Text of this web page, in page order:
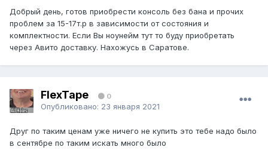
Добрый день, готов приобрести консоль без бана и прочих
проблем за 15-17т.р в зависимости от состояния и
комплектности. Если Вы ноунейм тут то буду приобретать
через Авито доставку. Нахожусь в Саратове.
FlexTape 0
Опубликовано: 23 января 2021
Друг по таким ценам уже ничего не купить это тебе надо было
в сентябре по таким искать много было